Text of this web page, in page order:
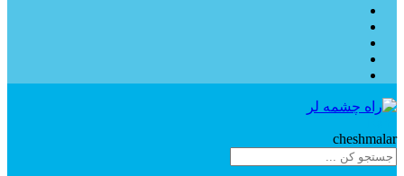
cheshmalar